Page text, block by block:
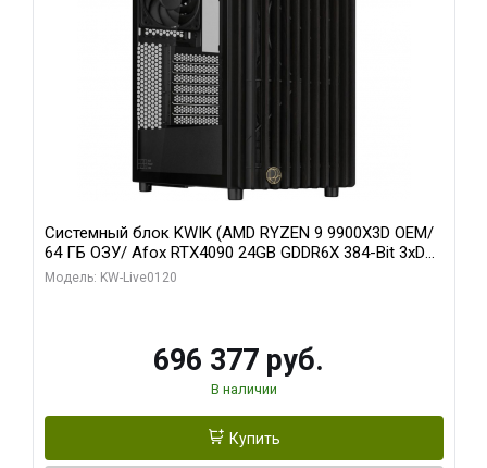
Системный блок KWIK (AMD RYZEN 9 9900X3D OEM/
64 ГБ ОЗУ/ Afox RTX4090 24GB GDDR6X 384-Bit 3xDP
HDMI ATX Turbo/ 1 ТБ SSD)
Модель: KW-Live0120
696 377 руб.
В наличии
Купить